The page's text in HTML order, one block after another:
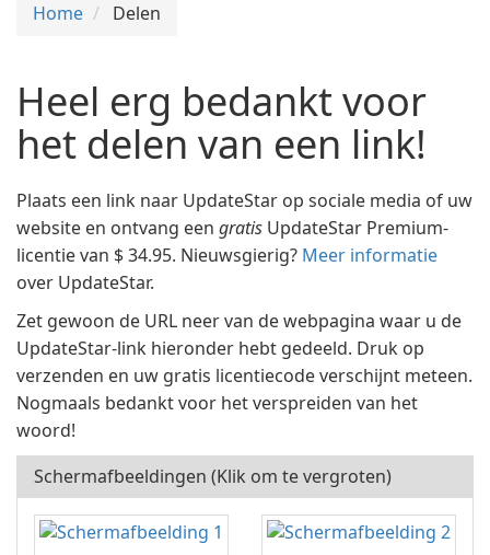
Home Delen
Heel erg bedankt voor
het delen van een link!
Plaats een link naar UpdateStar op sociale media of uw
website en ontvang een gratis UpdateStar Premium-
licentie van $ 34.95. Nieuwsgierig? Meer informatie
over UpdateStar.
Zet gewoon de URL neer van de webpagina waar u de
UpdateStar-link hieronder hebt gedeeld. Druk op
verzenden en uw gratis licentiecode verschijnt meteen.
Nogmaals bedankt voor het verspreiden van het
woord!
Schermafbeeldingen (Klik om te vergroten)